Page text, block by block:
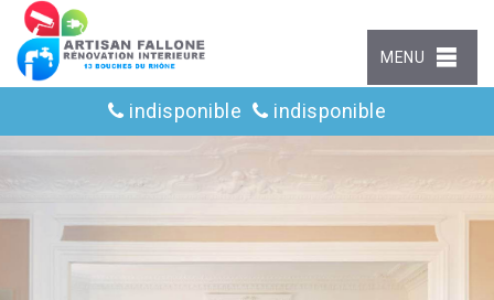
MENU
indisponible indisponible